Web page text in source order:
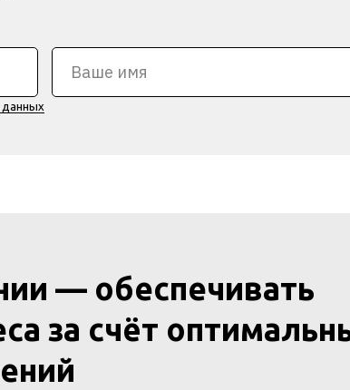
данных
— обеспечивать
за счёт